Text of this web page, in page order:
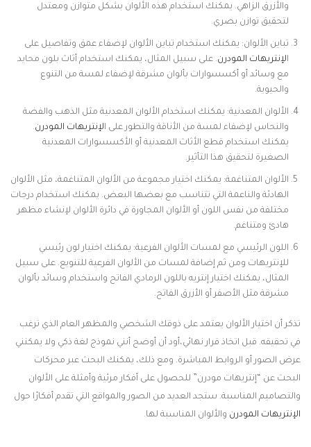
والأزرق الزاهي. يمكنك استخدام هذه الألوان بشكل متوازن ومعتدل
لتحقيق توازن بصري.
تباين الألوان: يمكنك استخدام تباين الألوان لإضفاء عمق وتفاصيل على
الإنتريهات المودرن. على سبيل المثال، يمكنك استخدام أثاث بلون محايد
مع وسائد أو أكسسوارات بألوان مشرقة لإضفاء لمسة من التنوع
والحيوية.
الألوان المعدنية: يمكنك استخدام الألوان المعدنية مثل الذهب والفضة
والنحاس لإضفاء لمسة من الأناقة والتطور على الإنتريهات المودرن.
يمكنك استخدام قطع الأثاث المعدنية أو الأكسسوارات المعدنية
الصغيرة لتحقيق هذا التأثير.
الألوان المتناغمة: يمكنك اختيار مجموعة من الألوان المتناغمة، مثل الألوان
الهادئة والناعمة التي تتناسب مع بعضها البعض. يمكنك استخدام درجات
مختلفة من نفس اللون أو الألوان المجاورة في دائرة الألوان لإنشاء مظهر
هادئ ومتناغم.
اللون الرئيسي مع لمسات الألوان الفرعية: يمكنك اختيار لون رئيسي
للإنتريهات ومن ثم إضافة لمسات من الألوان الفرعية للتنويع. على سبيل
المثال، يمكنك اختيار إنتريه باللون الرمادي الفاتح واستخدام وسائد بألوان
مشرقة مثل الأصفر أو الأزرق الفاتح.
تذكر أن اختيار الألوان يعتمد على ذوقك الشخصي والمظهر العام الذي ترغب
في تحقيقه. قبل اتخاذ قرار نهائي،أود أن أوضح أنني نموذج لغة ذكي ولا يمكنني
عرض الصور أو الروابط المباشرة. ومع ذلك، يمكنك البحث عبر محركات
البحث عن “إنتريهات مودرن” للحصول على أفكار مرئية وأمثلة على الألوان
والتصاميم المناسبة. ستجد العديد من الصور والمواقع التي تقدم أفكارًا حول
الإنتريهات المودرن والألوان المناسبة لها.